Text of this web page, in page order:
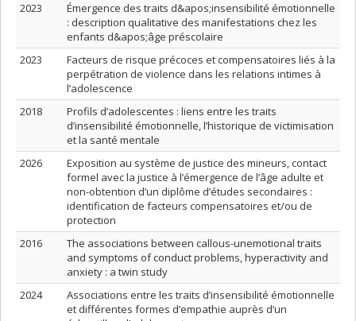
2023
Émergence des traits d&apos;insensibilité émotionnelle
: description qualitative des manifestations chez les
enfants d&apos;âge préscolaire
2023
Facteurs de risque précoces et compensatoires liés à la
perpétration de violence dans les relations intimes à
l’adolescence
2018
Profils d’adolescentes : liens entre les traits
d’insensibilité émotionnelle, l’historique de victimisation
et la santé mentale
2026
Exposition au système de justice des mineurs, contact
formel avec la justice à l’émergence de l’âge adulte et
non-obtention d’un diplôme d’études secondaires :
identification de facteurs compensatoires et/ou de
protection
2016
The associations between callous-unemotional traits
and symptoms of conduct problems, hyperactivity and
anxiety : a twin study
2024
Associations entre les traits d’insensibilité émotionnelle
et différentes formes d’empathie auprès d’un